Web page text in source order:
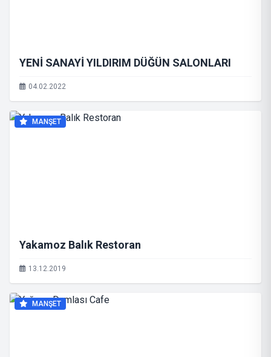
YENİ SANAYİ YILDIRIM DÜĞÜN SALONLARI
04.02.2022
MANŞET
Yakamoz Balık Restoran
13.12.2019
MANŞET